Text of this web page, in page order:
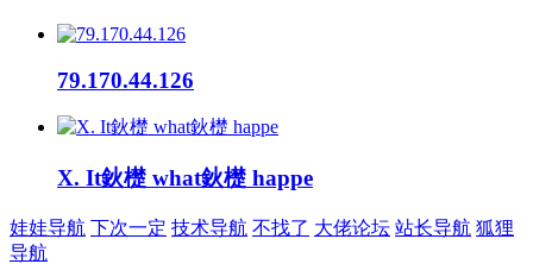
79.170.44.126
X. It鈥檚 what鈥檚 happe
娃娃导航 下次一定 技术导航 不找了 大佬论坛 站长导航 狐狸
导航